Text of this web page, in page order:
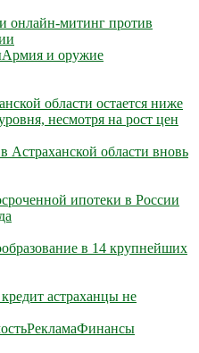
онлайн-митинг против
Армия и оружие
области остается ниже
несмотря на рост цен
Астраханской области вновь
ипотеки в России
в 14 крупнейших
астраханцы не
РекламаФинансы